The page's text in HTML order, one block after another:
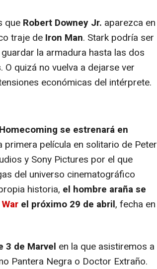
que Robert Downey Jr. aparezca en
traje de Iron Man. Stark podría ser
la armadura hasta las dos
. O quizá no vuelva a dejarse ver
económicas del intérprete.
se estrenará en
primera película en solitario de Peter
y Sony Pictures por el que
del universo cinematográfico
historia, el hombre araña se
el próximo 29 de abril, fecha en
3 de Marvel en la que asistiremos a
Pantera Negra o Doctor Extraño.